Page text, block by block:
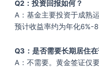
Q2：投资回报如何？
A：基金主要投资于成熟
预计收益率约为年化6%-
Q3：是否需要长期居住在
A：不需要。黄金签证仅